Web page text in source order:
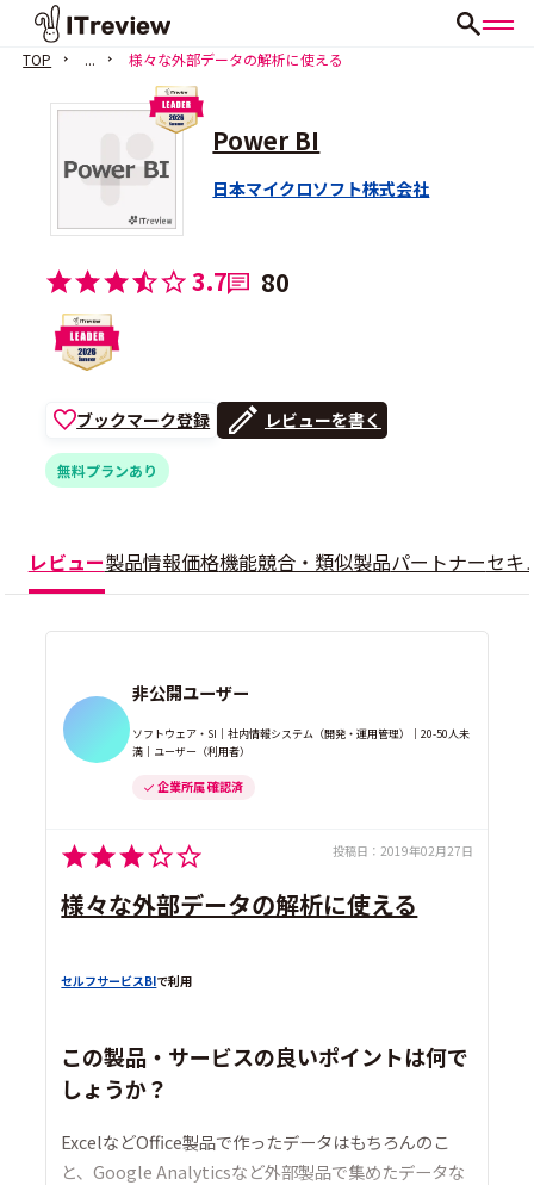
TOP ... 様々な外部データの解析に使える
Power BI
日本マイクロソフト株式会社
3.7 80
ブックマーク登録 レビューを書く
無料プランあり
レビュー製品情報価格機能競合・類似製品パートナーセキ
非公開ユーザー
ソフトウェア・SI｜社内情報システム（開発・運用管理）｜20-50人未
満｜ユーザー（利用者）
企業所属 確認済
投稿日： 2019年02月27日
様々な外部データの解析に使える
セルフサービスBIで利用
この製品・サービスの良いポイントは何で
しょうか？
ExcelなどOffice製品で作ったデータはもちろんのこ
と、Google Analyticsなど外部製品で集めたデータな